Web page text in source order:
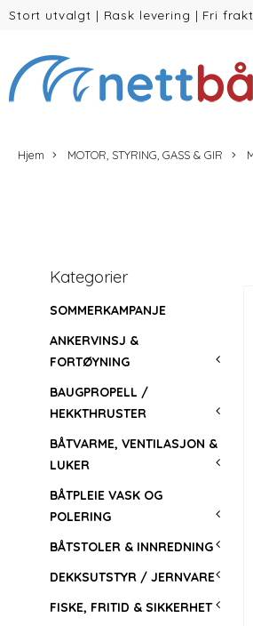
Stort utvalgt | Rask levering | Fri
Hjem MOTOR, STYRING, GASS & GIR
Kategorier
SOMMERKAMPANJE
ANKERVINSJ &
FORTØYNING
BAUGPROPELL /
HEKKTHRUSTER
BÅTVARME, VENTILASJON &
LUKER
BÅTPLEIE VASK OG
POLERING
BÅTSTOLER & INNREDNING
DEKKSUTSTYR / JERNVARE
FISKE, FRITID & SIKKERHET